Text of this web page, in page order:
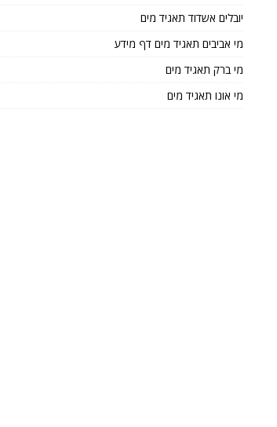
יובלים אשדוד תאגיד מים
מי אביבים תאגיד מים דף מידע
מי ברק תאגיד מים
מי אונו תאגיד מים